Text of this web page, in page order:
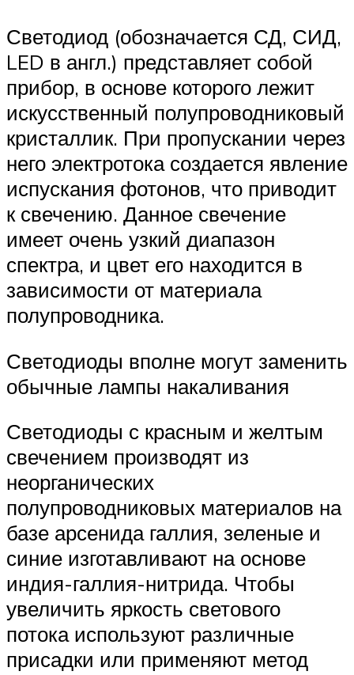
Светодиод (обозначается СД, СИД,
LED в англ.) представляет собой
прибор, в основе которого лежит
искусственный полупроводниковый
кристаллик. При пропускании через
него электротока создается явление
испускания фотонов, что приводит
к свечению. Данное свечение
имеет очень узкий диапазон
спектра, и цвет его находится в
зависимости от материала
полупроводника.
Светодиоды вполне могут заменить
обычные лампы накаливания
Светодиоды с красным и желтым
свечением производят из
неорганических
полупроводниковых материалов на
базе арсенида галлия, зеленые и
синие изготавливают на основе
индия-галлия-нитрида. Чтобы
увеличить яркость светового
потока используют различные
присадки или применяют метод